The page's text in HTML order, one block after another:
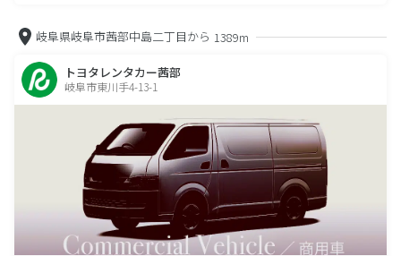
岐阜県岐阜市茜部中島二丁目から 1389m
トヨタレンタカー茜部
岐阜市東川手4-13-1